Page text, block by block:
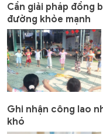
Cần giải pháp đồng
đường khỏe mạnh
Ghi nhận công lao
khó